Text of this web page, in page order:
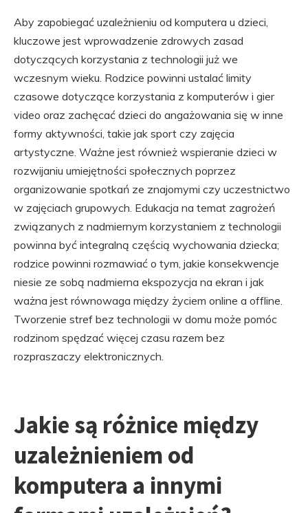
Aby zapobiegać uzależnieniu od komputera u dzieci,
kluczowe jest wprowadzenie zdrowych zasad
dotyczących korzystania z technologii już we
wczesnym wieku. Rodzice powinni ustalać limity
czasowe dotyczące korzystania z komputerów i gier
video oraz zachęcać dzieci do angażowania się w inne
formy aktywności, takie jak sport czy zajęcia
artystyczne. Ważne jest również wspieranie dzieci w
rozwijaniu umiejętności społecznych poprzez
organizowanie spotkań ze znajomymi czy uczestnictwo
w zajęciach grupowych. Edukacja na temat zagrożeń
związanych z nadmiernym korzystaniem z technologii
powinna być integralną częścią wychowania dziecka;
rodzice powinni rozmawiać o tym, jakie konsekwencje
niesie ze sobą nadmierna ekspozycja na ekran i jak
ważna jest równowaga między życiem online a offline.
Tworzenie stref bez technologii w domu może pomóc
rodzinom spędzać więcej czasu razem bez
rozpraszaczy elektronicznych.
Jakie są różnice między
uzależnieniem od
komputera a innymi